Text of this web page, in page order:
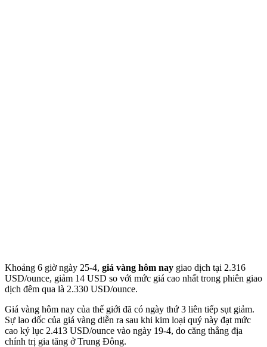
Khoảng 6 giờ ngày 25-4, giá vàng hôm nay giao dịch tại 2.316
USD/ounce, giảm 14 USD so với mức giá cao nhất trong phiên giao
dịch đêm qua là 2.330 USD/ounce.
Giá vàng hôm nay của thế giới đã có ngày thứ 3 liên tiếp sụt giảm.
Sự lao dốc của giá vàng diễn ra sau khi kim loại quý này đạt mức
cao kỷ lục 2.413 USD/ounce vào ngày 19-4, do căng thẳng địa
chính trị gia tăng ở Trung Đông.